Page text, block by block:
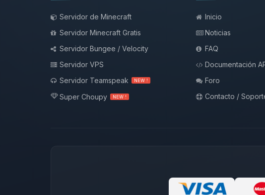
Servidor de Minecraft
Servidor Minecraft Gratis
Servidor Bungee / Velocity
Servidor VPS
Servidor Teamspeak
NEW !
Super Choupy NEW !
Inicio
Noticias
FAQ
Documentación
Foro
Contacto /